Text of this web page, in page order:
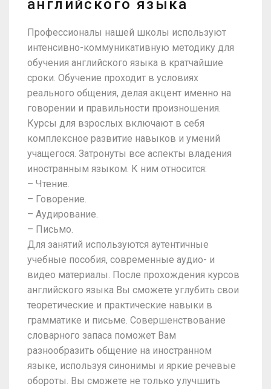
английского языка
Профессионалы нашей школы используют
интенсивно-коммуникативную методику для
обучения английского языка в кратчайшие
сроки. Обучение проходит в условиях
реального общения, делая акцент именно на
говорении и правильности произношения.
Курсы для взрослых включают в себя
комплексное развитие навыков и умений
учащегося. Затронуты все аспекты владения
иностранным языком. К ним относится:
– Чтение.
– Говорение.
– Аудирование.
– Письмо.
Для занятий используются аутентичные
учебные пособия, современные аудио- и
видео материалы. После прохождения курсов
английского языка Вы сможете углубить свои
теоретические и практические навыки в
грамматике и письме. Совершенствование
словарного запаса поможет Вам
разнообразить общение на иностранном
языке, используя синонимы и яркие речевые
обороты. Вы сможете не только улучшить